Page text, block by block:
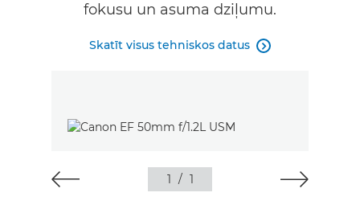
fokusu un asuma dziļumu.
Skatīt visus tehniskos datus 
1 / 1